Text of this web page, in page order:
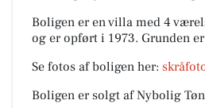
Boligen er en villa med 4
og er opført i 1973. Grunden
Se fotos af boligen her:
Boligen er solgt af Nybolig